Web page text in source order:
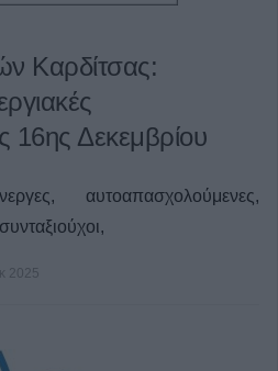
Καρδίτσας:
16ης Δεκεμβρίου
αυτοαπασχολούμενες,
2025